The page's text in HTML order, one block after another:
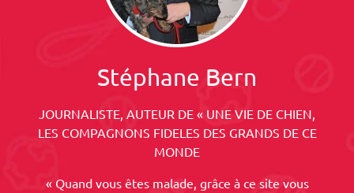
Stéphane Bern
JOURNALISTE, AUTEUR DE « UNE VIE DE CHIEN,
LES COMPAGNONS FIDELES DES GRANDS DE CE
MONDE
« Quand vous êtes malade, grâce à ce site vous